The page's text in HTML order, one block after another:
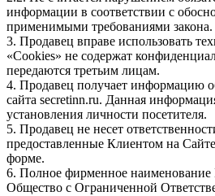
информации в соответствии с
применимыми требованиями закона.
3. Продавец вправе использовать
«Cookies» не содержат
передаются третьим лицам.
4. Продавец получает информацию
сайта secretinn.ru. Данная
установления личности посетителя.
5. Продавец не несет
предоставленные Клиентом на
форме.
6. Полное фирменное наименование
Общество с Ограниченной